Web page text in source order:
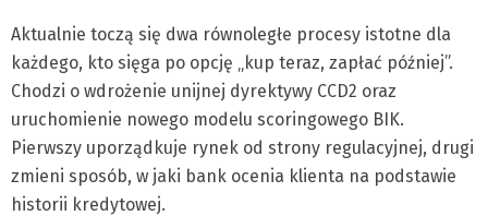
Aktualnie toczą się dwa równoległe procesy istotne dla
każdego, kto sięga po opcję „kup teraz, zapłać później”.
Chodzi o wdrożenie unijnej dyrektywy CCD2 oraz
uruchomienie nowego modelu scoringowego BIK.
Pierwszy uporządkuje rynek od strony regulacyjnej, drugi
zmieni sposób, w jaki bank ocenia klienta na podstawie
historii kredytowej.